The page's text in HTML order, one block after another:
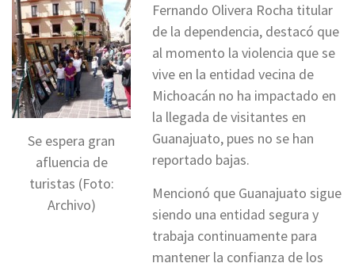
Se espera gran
afluencia de
turistas (Foto:
Archivo)
Fernando Olivera Rocha titular
de la dependencia, destacó que
al momento la violencia que se
vive en la entidad vecina de
Michoacán no ha impactado en
la llegada de visitantes en
Guanajuato, pues no se han
reportado bajas.
Mencionó que Guanajuato sigue
siendo una entidad segura y
trabaja continuamente para
mantener la confianza de los